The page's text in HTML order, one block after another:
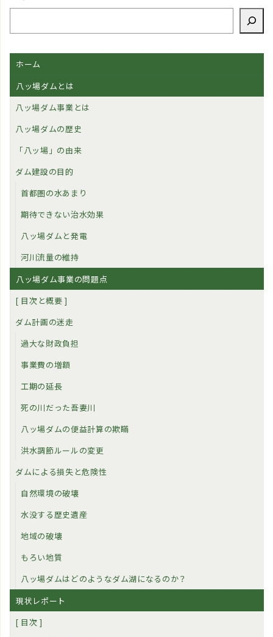
ホーム
八ッ場ダムとは
八ッ場ダム事業とは
八ッ場ダムの歴史
「八ッ場」の由来
ダム建設の目的
首都圏の水あまり
期待できない治水効果
八ッ場ダムと発電
河川流量の維持
八ッ場ダム事業の問題点
[ 目次と概要 ]
ダム計画の迷走
過大な財政負担
事業費の増額
工期の延長
死の川だった吾妻川
八ッ場ダムの便益計算の欺瞞
洪水調節ルールの変更
ダムによる損失と危険性
自然環境の破壊
水没する歴史遺産
地域の破壊
もろい地質
八ッ場ダムはどのようなダム湖になるのか？
現状レポート
[ 目次 ]